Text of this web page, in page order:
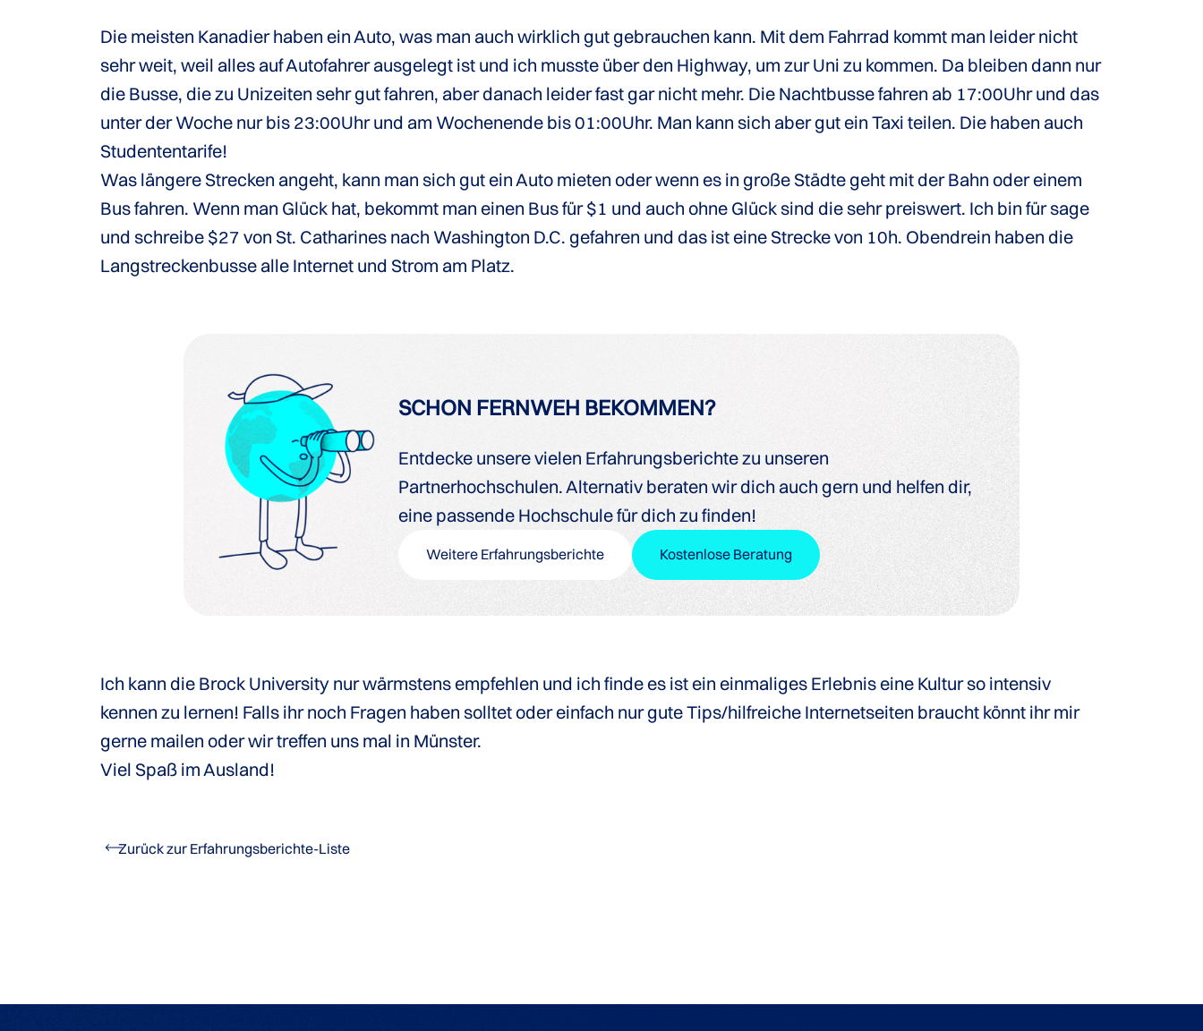
Die meisten Kanadier haben ein Auto, was man auch wirklich gut gebrauchen kann. Mit dem Fahrrad kommt man leider nicht
sehr weit, weil alles auf Autofahrer ausgelegt ist und ich musste über den Highway, um zur Uni zu kommen. Da bleiben dann nur
die Busse, die zu Unizeiten sehr gut fahren, aber danach leider fast gar nicht mehr. Die Nachtbusse fahren ab 17:00Uhr und das
unter der Woche nur bis 23:00Uhr und am Wochenende bis 01:00Uhr. Man kann sich aber gut ein Taxi teilen. Die haben auch
Studententarife!
Was längere Strecken angeht, kann man sich gut ein Auto mieten oder wenn es in große Städte geht mit der Bahn oder einem
Bus fahren. Wenn man Glück hat, bekommt man einen Bus für $1 und auch ohne Glück sind die sehr preiswert. Ich bin für sage
und schreibe $27 von St. Catharines nach Washington D.C. gefahren und das ist eine Strecke von 10h. Obendrein haben die
Langstreckenbusse alle Internet und Strom am Platz.
SCHON FERNWEH BEKOMMEN?
Entdecke unsere vielen Erfahrungsberichte zu unseren
Partnerhochschulen. Alternativ beraten wir dich auch gern und helfen dir,
eine passende Hochschule für dich zu finden!
Weitere Erfahrungsberichte Kostenlose Beratung
Ich kann die Brock University nur wärmstens empfehlen und ich finde es ist ein einmaliges Erlebnis eine Kultur so intensiv
kennen zu lernen! Falls ihr noch Fragen haben solltet oder einfach nur gute Tips/hilfreiche Internetseiten braucht könnt ihr mir
gerne mailen oder wir treffen uns mal in Münster.
Viel Spaß im Ausland!
Zurück zur Erfahrungsberichte-Liste